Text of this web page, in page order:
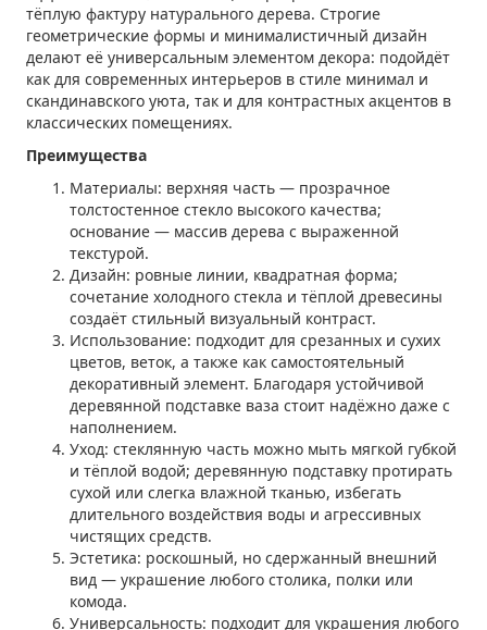
тёплую фактуру натурального дерева. Строгие
геометрические формы и минималистичный дизайн
делают её универсальным элементом декора: подойдёт
как для современных интерьеров в стиле минимал и
скандинавского уюта, так и для контрастных акцентов в
классических помещениях.
Преимущества
Материалы: верхняя часть — прозрачное
толстостенное стекло высокого качества;
основание — массив дерева с выраженной
текстурой.
Дизайн: ровные линии, квадратная форма;
сочетание холодного стекла и тёплой древесины
создаёт стильный визуальный контраст.
Использование: подходит для срезанных и сухих
цветов, веток, а также как самостоятельный
декоративный элемент. Благодаря устойчивой
деревянной подставке ваза стоит надёжно даже с
наполнением.
Уход: стеклянную часть можно мыть мягкой губкой
и тёплой водой; деревянную подставку протирать
сухой или слегка влажной тканью, избегать
длительного воздействия воды и агрессивных
чистящих средств.
Эстетика: роскошный, но сдержанный внешний
вид — украшение любого столика, полки или
комода.
Универсальность: подходит для украшения любого